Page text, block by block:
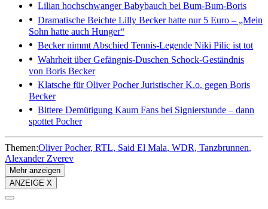
Lilian hochschwangerBabybauch bei Bum-Bum-Boris
Dramatische Beichte Lilly Becker hatte nur 5 Euro – „Mein
Sohn hatte auch Hunger“
Becker nimmt Abschied Tennis-Legende Niki Pilic ist tot
Wahrheit über Gefängnis-Duschen Schock-Geständnis
von Boris Becker
Klatsche für Oliver PocherJuristischer K.o. gegen Boris
Becker
Bittere Demütigung Kaum Fans bei Signierstunde – dann
spottet Pocher
Themen:Oliver Pocher RTL Said El Mala WDR Tanzbrunnen
Alexander Zverev
Mehr anzeigen
ANZEIGE X